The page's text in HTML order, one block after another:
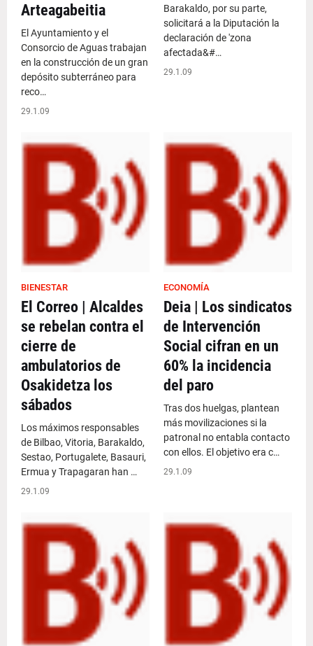
Arteagabeitia
El Ayuntamiento y el
Consorcio de Aguas trabajan
en la construcción de un gran
depósito subterráneo para
reco…
29.1.09
Barakaldo, por su parte,
solicitará a la Diputación la
declaración de 'zona
afectada&#…
29.1.09
BIENESTAR
El Correo | Alcaldes
se rebelan contra el
cierre de
ambulatorios de
Osakidetza los
sábados
Los máximos responsables
de Bilbao, Vitoria, Barakaldo,
Sestao, Portugalete, Basauri,
Ermua y Trapagaran han …
29.1.09
ECONOMÍA
Deia | Los sindicatos
de Intervención
Social cifran en un
60% la incidencia
del paro
Tras dos huelgas, plantean
más movilizaciones si la
patronal no entabla contacto
con ellos. El objetivo era c…
29.1.09